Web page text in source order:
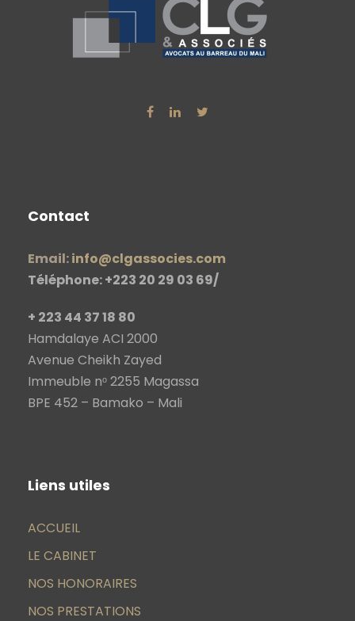
Contact
Email:info@clgassocies.com
Téléphone: +223 20 29 03 69/
+ 223 44 37 18 80
Hamdalaye ACI 2000
Avenue Cheikh Zayed
Immeuble nᵒ 2255 Magassa
BPE 452 – Bamako – Mali
Liens utiles
ACCUEIL
LE CABINET
NOS HONORAIRES
NOS PRESTATIONS